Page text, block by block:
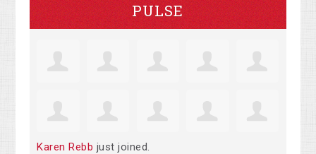
PULSE
Karen Rebb just joined.